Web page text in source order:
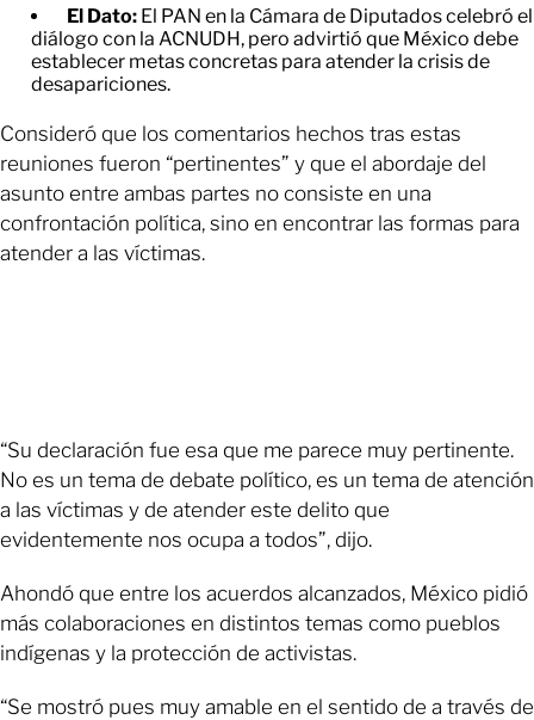
El Dato: El PAN en la Cámara de Diputados celebró el
diálogo con la ACNUDH, pero advirtió que México debe
establecer metas concretas para atender la crisis de
desapariciones.
Consideró que los comentarios hechos tras estas
reuniones fueron “pertinentes” y que el abordaje del
asunto entre ambas partes no consiste en una
confrontación política, sino en encontrar las formas para
atender a las víctimas.
“Su declaración fue esa que me parece muy pertinente.
No es un tema de debate político, es un tema de atención
a las víctimas y de atender este delito que
evidentemente nos ocupa a todos”, dijo.
Ahondó que entre los acuerdos alcanzados, México pidió
más colaboraciones en distintos temas como pueblos
indígenas y la protección de activistas.
“Se mostró pues muy amable en el sentido de a través de